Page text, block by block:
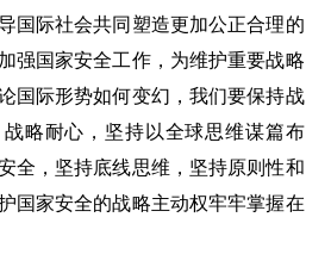
国际社会共同塑造更加公正合理的
强国家安全工作，为维护重要战略
国际形势如何变幻，我们要保持战
略耐心，坚持以全球思维谋篇布
全，坚持底线思维，坚持原则性和
国家安全的战略主动权牢牢掌握在